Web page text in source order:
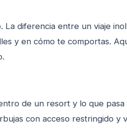
diferencia entre un viaje
y en cómo te comportas.
de un resort y lo que pasa
con acceso restringido y